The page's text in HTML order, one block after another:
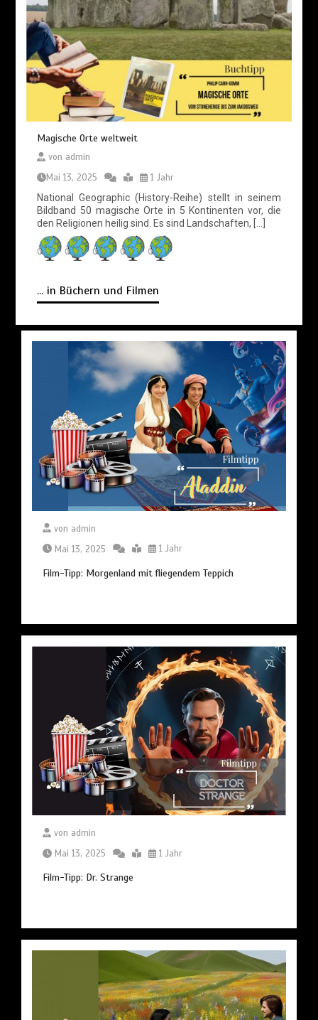
Magische Orte weltweit
von admin
Mai 13, 2025
1 Jahr
National Geographic (History-Reihe) stellt in seinem
Bildband 50 magische Orte in 5 Kontinenten vor, die
den Religionen heilig sind. Es sind Landschaften, […]
... in Büchern und Filmen
von admin
Mai 13, 2025
1 Jahr
Film-Tipp: Morgenland mit fliegendem Teppich
von admin
Mai 13, 2025
1 Jahr
Film-Tipp: Dr. Strange